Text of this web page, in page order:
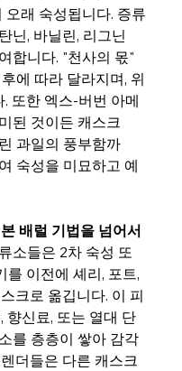
오래 숙성됩니다. 증류
닌, 바닐린, 리그닌
합니다. "천사의 몫"
에 따라 달라지며, 위
또한 엑스-버번 아메
된 것이든 캐스크
과일의 풍부함까
숙성을 미묘하고 예
배럴 기법을 넘어서
소들은 2차 숙성 또
이전에 셰리, 포트,
크로 옮깁니다. 이 피
향신료, 또는 열대 단
를 층층이 쌓아 감각
더들은 다른 캐스크